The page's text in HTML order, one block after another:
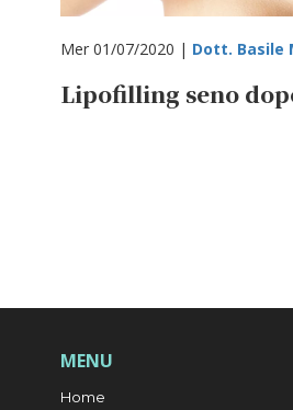
Mer 01/07/2020 | Dott. Basile
Lipofilling seno
MENU
Home